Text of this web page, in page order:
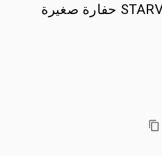
2025 STARVOX SV20R حفارة صغيرة